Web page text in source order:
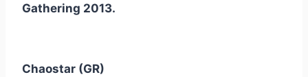
Gathering 2013.
Chaostar (GR)